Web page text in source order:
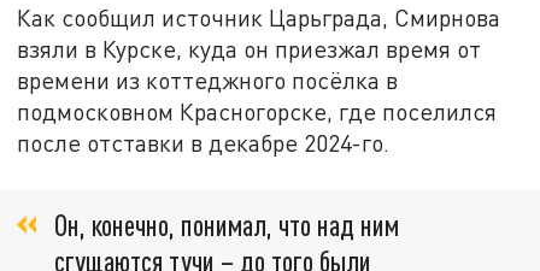
Как сообщил источник Царьграда, Смирнова
взяли в Курске, куда он приезжал время от
времени из коттеджного посёлка в
подмосковном Красногорске, где поселился
после отставки в декабре 2024-го.
Он, конечно, понимал, что над ним
сгущаются тучи – до того были